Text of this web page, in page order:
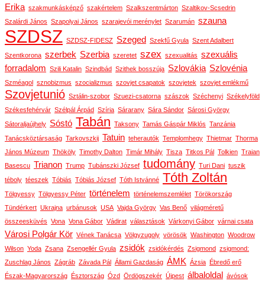
Erika szakmunkásképző szakértelem Szalkszentmárton Szaltikov-Scsedrin
Szalárdi János Szapolyai János szarajevói merénylet Szarumán szauna
SZDSZ SZDSZ-FIDESZ Szeged Szekfű Gyula Szent Adalbert
Szentkorona szerbek Szerbia szeretet szex szexualitás szexuális
forradalom Szili Katalin Szindbád Szithek bosszúja Szlovákia Szlovénia
Szméagol sznobizmus szocializmus szovjet csapatok szovjetek szovjet emlékmű
Szovjetunió Sztálin-szobor Szuezi-csatorna szászok Széchenyi Székelyföld
Székesfehérvár Szélpál Árpád Szíria Sárarany Sára Sándor Sárosi György
Sátoraljaújhely Sóstó Tabán Taksony Tamás Gáspár Miklós Tanzánia
Tanácsköztársaság Tarkovszkij Tatuin teherautók Templomhegy Thietmar Thorma
János Múzeum Thököly Timothy Dalton Timár Mihály Tisza Titkos Pál Tolkien Traian
Basescu Trianon Trump Tubánszki József tudomány Turi Dani tuszik
téboly téeszek Tóbiás Tóbiás József Tóth Istvánné Tóth Zoltán
Tölgyessy Tölgyessy Péter történelem történelemszemlélet Törökország
Tündérkert Ukrajna urbánusok USA Vajda György Vas Benő világméretű
összeesküvés Vona Vona Gábor Vádirat választások Várkonyi Gábor várnai csata
Városi Polgár Kör Vének Tanácsa Völgyzugoly vörösök Washington Woodrow
Wilson Yoda Zsana Zsengellér Gyula zsidók zsidókérdés Zsigmond zsigmond:
Zuschlag János Zágráb Závada Pál Állami Gazdaság ÁMK Ázsia Ébredő erő
Észak-Magyarország Észtország Ózd Ördögszekér Újpest álbaloldal
ávósok